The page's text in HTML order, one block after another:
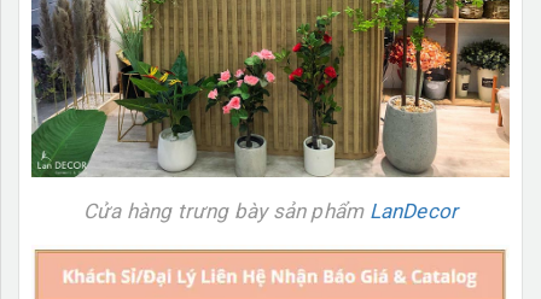
Cửa hàng trưng bày sản phẩm LanDecor